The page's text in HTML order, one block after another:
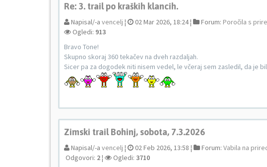
Re: 3. trail po kraških klancih.
Napisal/-a vencelj ¦ 02 Mar 2026, 18:24 ¦ Forum: Poročila s
Ogledi: 913
Bravo Tone!
Skupno skoraj 360 tekačev na dveh razdaljah.
Sicer pa za dogodek niti nisem vedel, le včeraj sem zasledil, da je
Zimski trail Bohinj, sobota, 7.3.2026
Napisal/-a vencelj ¦ 02 Feb 2026, 13:58 ¦ Forum: Vabila na
Odgovori: 2¦ Ogledi: 3710